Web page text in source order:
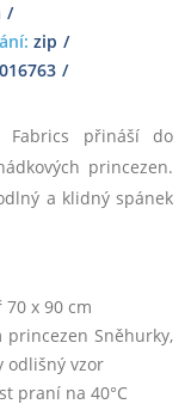
zip
Fabrics přináší do
princezen.
a klidný spánek
70 x 90 cm
princezen Sněhurky,
odlišný vzor
praní na 40°C